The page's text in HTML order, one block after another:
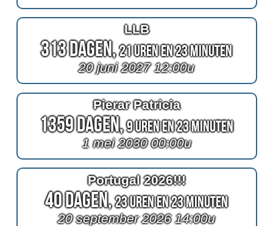
LLB
313 Dagen,21 Uren en 23 Minuten
20 juni 2027 12:00u
Pierar Patricia
1359 Dagen,9 Uren en 23 Minuten
1 mei 2030 00:00u
Portugal 2026!!!
40 Dagen,23 Uren en 23 Minuten
20 september 2026 14:00u